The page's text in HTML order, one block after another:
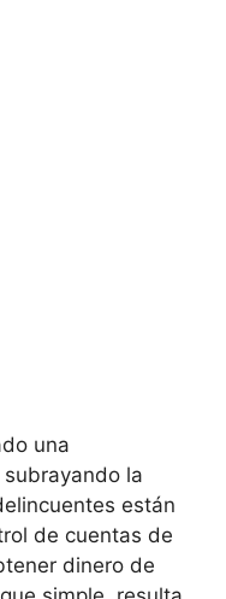
una
la
están
de cuentas de
dinero de